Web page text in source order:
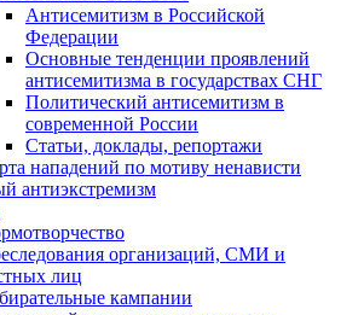
Антисемитизм в Российской
Федерации
Основные тенденции проявлений
антисемитизма в государствах СНГ
Политический антисемитизм в
современной России
Статьи, доклады, репортажи
нападений по мотиву ненависти
антиэкстремизм
организаций, СМИ и
лиц
кампании